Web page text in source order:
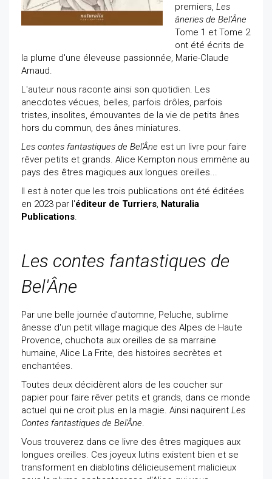
premiers, Les
âneries de Bel’Âne
Tome 1 et Tome 2
ont été écrits de
la plume d'une éleveuse passionnée, Marie-Claude
Arnaud.
L'auteur nous raconte ainsi son quotidien. Les
anecdotes vécues, belles, parfois drôles, parfois
tristes, insolites, émouvantes de la vie de petits ânes
hors du commun, des ânes miniatures.
Les contes fantastiques de Bel'Âne est un livre pour faire
rêver petits et grands. Alice Kempton nous emmène au
pays des êtres magiques aux longues oreilles...
Il est à noter que les trois publications ont été éditées
en 2023 par l'éditeur de Turriers, Naturalia
Publications.
Les contes fantastiques de
Bel'Âne
Par une belle journée d'automne, Peluche, sublime
ânesse d'un petit village magique des Alpes de Haute
Provence, chuchota aux oreilles de sa marraine
humaine, Alice La Frite, des histoires secrètes et
enchantées.
Toutes deux décidèrent alors de les coucher sur
papier pour faire rêver petits et grands, dans ce monde
actuel qui ne croit plus en la magie. Ainsi naquirent Les
Contes fantastiques de Bel'Âne.
Vous trouverez dans ce livre des êtres magiques aux
longues oreilles. Ces joyeux lutins existent bien et se
transforment en diablotins délicieusement malicieux